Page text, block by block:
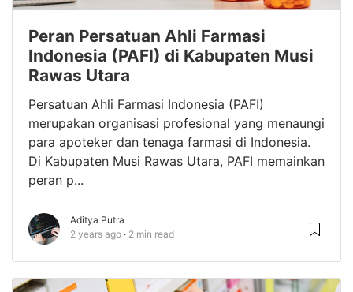
Peran Persatuan Ahli Farmasi
Indonesia (PAFI) di Kabupaten Musi
Rawas Utara
Persatuan Ahli Farmasi Indonesia (PAFI)
merupakan organisasi profesional yang menaungi
para apoteker dan tenaga farmasi di Indonesia.
Di Kabupaten Musi Rawas Utara, PAFI memainkan
peran p...
Aditya Putra
2 years ago
2 min read